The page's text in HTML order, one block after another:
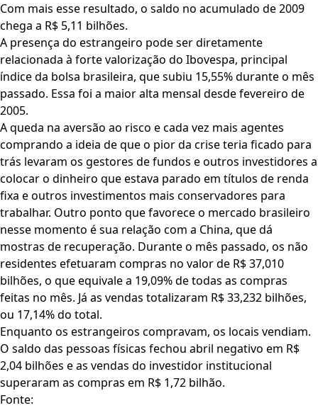
Com mais esse resultado, o saldo no acumulado de 2009
chega a R$ 5,11 bilhões.
A presença do estrangeiro pode ser diretamente
relacionada à forte valorização do Ibovespa, principal
índice da bolsa brasileira, que subiu 15,55% durante o mês
passado. Essa foi a maior alta mensal desde fevereiro de
2005.
A queda na aversão ao risco e cada vez mais agentes
comprando a ideia de que o pior da crise teria ficado para
trás levaram os gestores de fundos e outros investidores a
colocar o dinheiro que estava parado em títulos de renda
fixa e outros investimentos mais conservadores para
trabalhar. Outro ponto que favorece o mercado brasileiro
nesse momento é sua relação com a China, que dá
mostras de recuperação. Durante o mês passado, os não
residentes efetuaram compras no valor de R$ 37,010
bilhões, o que equivale a 19,09% de todas as compras
feitas no mês. Já as vendas totalizaram R$ 33,232 bilhões,
ou 17,14% do total.
Enquanto os estrangeiros compravam, os locais vendiam.
O saldo das pessoas físicas fechou abril negativo em R$
2,04 bilhões e as vendas do investidor institucional
superaram as compras em R$ 1,72 bilhão.
Fonte: